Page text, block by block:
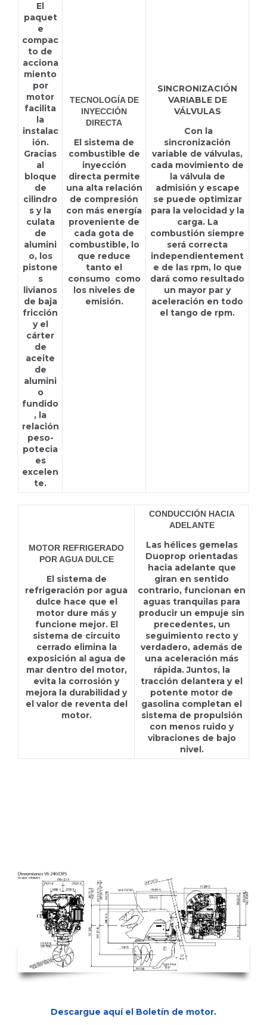
El
paquet
e
compac
to de
acciona
miento
por
motor
facilita
la
instalac
ión.
Gracias
al
bloque
de
cilindro
s y la
culata
de
alumini
o, los
pistone
s
livianos
de baja
fricción
y el
cárter
de
aceite
de
alumini
o
fundido
, la
relación
peso-
potecia
es
excelen
te.
TECNOLOGÍA DE
INYECCIÓN
DIRECTA
El sistema de
combustible de
inyección
directa permite
una alta relación
de compresión
con más energía
proveniente de
cada gota de
combustible, lo
que reduce
tanto el
consumo como
los niveles de
emisión.
SINCRONIZACIÓN
VARIABLE DE
VÁLVULAS
Con la
sincronización
variable de válvulas,
cada movimiento de
la válvula de
admisión y escape
se puede optimizar
para la velocidad y la
carga. La
combustión siempre
será correcta
independientement
e de las rpm, lo que
dará como resultado
un mayor par y
aceleración en todo
el tango de rpm.
MOTOR REFRIGERADO
POR AGUA DULCE
El sistema de
refrigeración por agua
dulce hace que el
motor dure más y
funcione mejor. El
sistema de circuito
cerrado elimina la
exposición al agua de
mar dentro del motor,
evita la corrosión y
mejora la durabilidad y
el valor de reventa del
motor.
CONDUCCIÓN HACIA
ADELANTE
Las hélices gemelas
Duoprop orientadas
hacia adelante que
giran en sentido
contrario, funcionan en
aguas tranquilas para
producir un empuje sin
precedentes, un
seguimiento recto y
verdadero, además de
una aceleración más
rápida. Juntos, la
tracción delantera y el
potente motor de
gasolina completan el
sistema de propulsión
con menos ruido y
vibraciones de bajo
nivel.
Descargue aquí el Boletín de motor.